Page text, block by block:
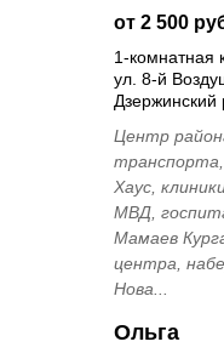
от 2 500
1-комнатная
ул. 8-й
Дзержинский
Центр
Хаус,
МВД,
Мамаев
центра,
Нова...
Ольга